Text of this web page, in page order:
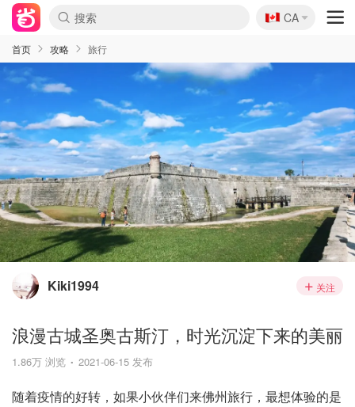
🇨🇦
CA
首页 攻略 旅行
Kiki1994 关注
浪漫古城圣奥古斯汀，时光沉淀下来的美丽
1.86万 浏览 2021-06-15 发布
随着疫情的好转，如果小伙伴们来佛州旅行，最想体验的是